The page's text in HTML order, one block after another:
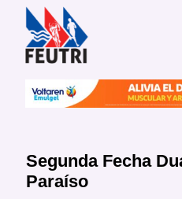
Saltar
contenido
Segunda Fecha
Paraíso